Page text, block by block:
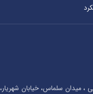
میدان سلماس، خیابان شهریار،